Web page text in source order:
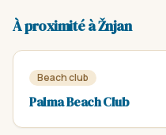
À proximité à Žnjan
Beach club
Palma Beach Club